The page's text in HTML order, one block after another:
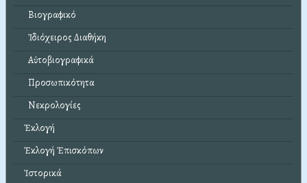
Βιογραφικό
Ἰδιόχειρος Διαθήκη
Αὐτοβιογραφικά
Προσωπικότητα
Νεκρολογίες
Ἐκλογή
Ἐκλογή Ἐπισκόπων
Ἱστορικά